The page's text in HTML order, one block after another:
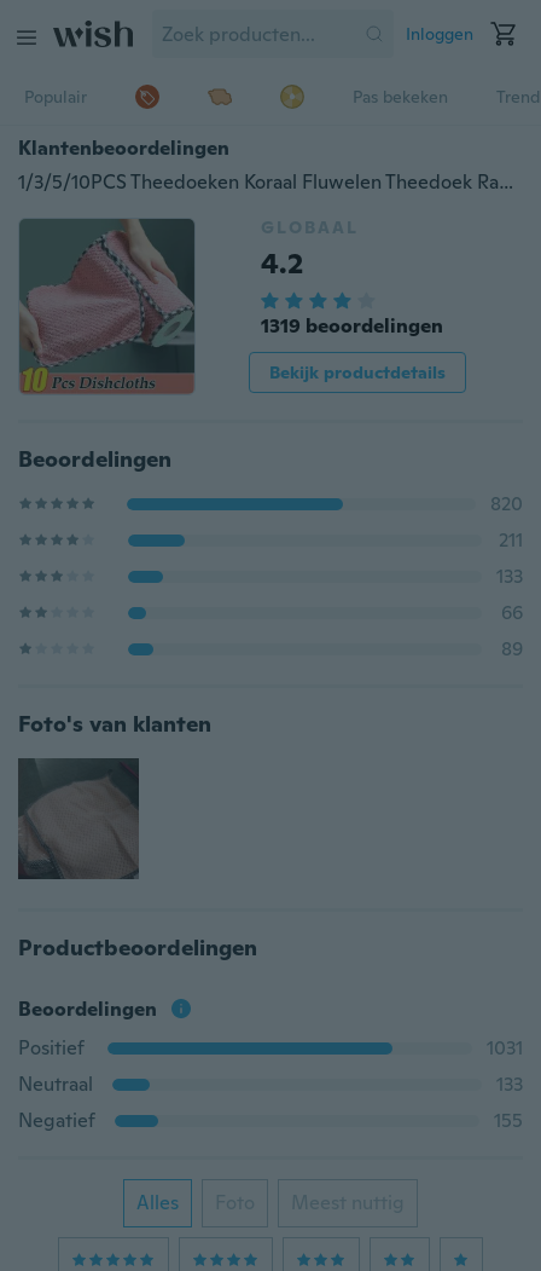
Inloggen
Populair Pas bekeken
Klantenbeoordelingen
1/3/5/10PCS Theedoeken Koraal Fluwelen Theedoek Rag Non-stick Olie Vaatdoek Dubbelzijdig Absorberend Verdikking Schuursponsje Vaatdoek Keuken Schoonmaakhanddoek
GLOBAAL
4.2
1319 beoordelingen
Bekijk productdetails
Beoordelingen
820
211
133
66
89
Foto's van klanten
Productbeoordelingen
Beoordelingen
Positief
1031
Neutraal
133
Negatief
155
Alles Foto Meest nuttig